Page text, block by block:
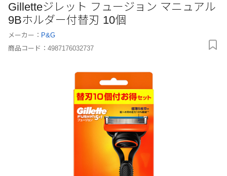
Gilletteジレット フュージョン マニュアル
9Bホルダー付替刃 10個
メーカー： P&G
商品コード： 4987176032737